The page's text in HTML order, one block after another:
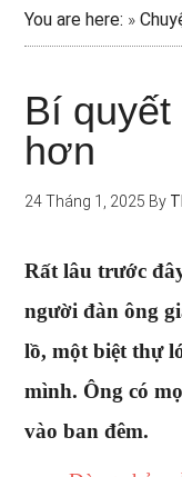
You are here: »
Bí
hơn
24 Tháng 1, 2025 By
Rất lâu trước
người đàn ông
lồ, một biệt thự
mình. Ông có
vào ban đêm.